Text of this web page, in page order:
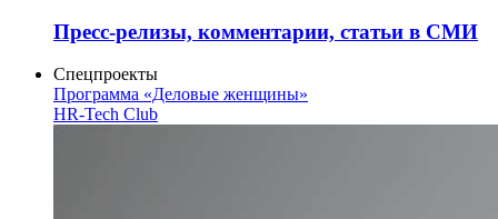
Пресс-релизы, комментарии, статьи в СМИ
Спецпроекты
Программа «Деловые женщины»
HR-Tech Club